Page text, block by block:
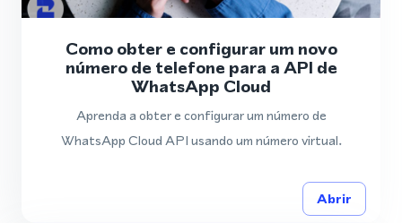
Como obter e configurar um novo
número de telefone para a API de
WhatsApp Cloud
Aprenda a obter e configurar um número de
WhatsApp Cloud API usando um número virtual.
Abrir